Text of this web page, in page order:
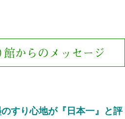
からのメッセージ
すり心地が『日本一』と評